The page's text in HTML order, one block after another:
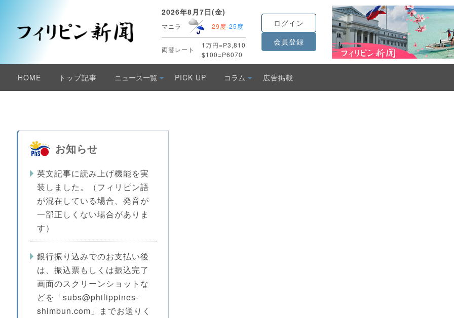
2026年8月7日(金)
マニラ 29度-25度
両替レート
1万円=P3,810
$100=P6070
ログイン
会員登録
HOME トップ記事 ニュース一覧 PICK UP コラム 広告掲載
お知らせ
英文記事に読み上げ機能を実
装しました。（フィリピン語
が混在している場合、発音が
一部正しくない場合がありま
す）
銀行振り込みでのお支払い後
は、振込票もしくは振込完了
画面のスクリーンショットな
どを「subs@philippines-
shimbun.com」までお送りく